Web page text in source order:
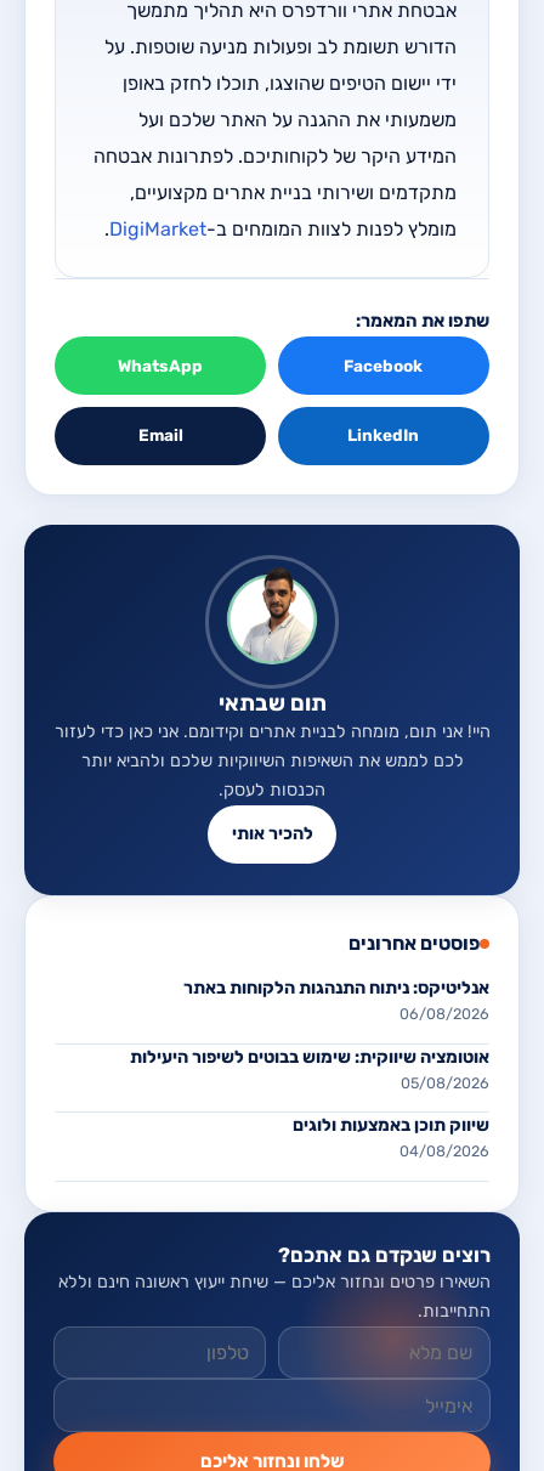
אבטחת אתרי וורדפרס היא תהליך מתמשך
הדורש תשומת לב ופעולות מניעה שוטפות. על
ידי יישום הטיפים שהוצגו, תוכלו לחזק באופן
משמעותי את ההגנה על האתר שלכם ועל
המידע היקר של לקוחותיכם. לפתרונות אבטחה
מתקדמים ושירותי בניית אתרים מקצועיים,
מומלץ לפנות לצוות המומחים ב-DigiMarket
.
שתפו את המאמר:
Facebook
WhatsApp
LinkedIn
Email
תום שבתאי
היי! אני תום, מומחה לבניית אתרים וקידומם. אני כאן כדי לעזור
לכם לממש את השאיפות השיווקיות שלכם ולהביא יותר
הכנסות לעסק.
להכיר אותי
פוסטים אחרונים
אנליטיקס: ניתוח התנהגות הלקוחות באתר
06/08/2026
אוטומציה שיווקית: שימוש בבוטים לשיפור היעילות
05/08/2026
שיווק תוכן באמצעות ולוגים
04/08/2026
רוצים שנקדם גם אתכם?
השאירו פרטים ונחזור אליכם — שיחת ייעוץ ראשונה חינם וללא
התחייבות.
שלחו ונחזור אליכם
אל תמלאו שדה זה